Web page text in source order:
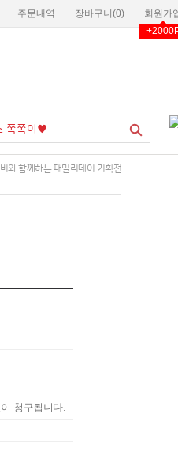
회원가
장바구니(0)
주문내역
와 함께하는 패밀리데이 기획전
청구됩니다.